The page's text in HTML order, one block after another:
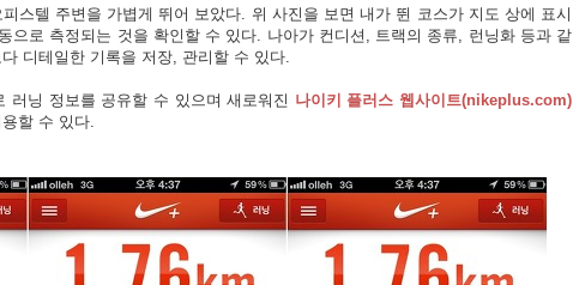
스텔 주변을 가볍게 뛰어 보았다. 위 사진을 보면 내가 뛴 코스가 지도 상에 표시
으로 측정되는 것을 확인할 수 있다. 나아가 컨디션, 트랙의 종류, 런닝화 등과 같
디테일한 기록을 저장, 관리할 수 있다.
러닝 정보를 공유할 수 있으며 새로워진 나이키 플러스 웹사이트(nikeplus.com)
할 수 있다.